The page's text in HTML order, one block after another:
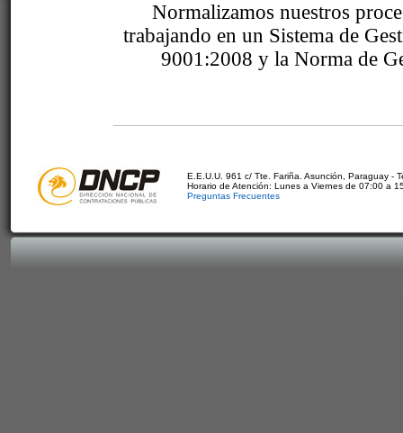
Normalizamos nuestros
trabajando en un Sistema de
9001:2008 y la Norma de
E.E.U.U. 961 c/ Tte. Fariña. Asunción, Paraguay -
Horario de Atención: Lunes a Viernes de 07:00 a
Preguntas Frecuentes